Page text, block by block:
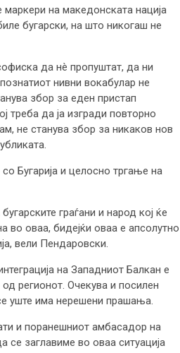
маркери на македонската нација
бугарски, на што никогаш не
да нè пропуштат, да ни
нивни вокабулар не
збор за еден пристап
треба да ја изгради повторно
не станува збор за никаков нов
Бугарија и целосно тргање на
граѓани и народ кој ќе
во оваа, бидејќи оваа е апсолутно
вели Пендаровски.
на Западниот Балкан е
регионот. Очекува и посилен
уште има нерешени прашања.
и поранешниот амбасадор на
се заглавиме во оваа ситуација